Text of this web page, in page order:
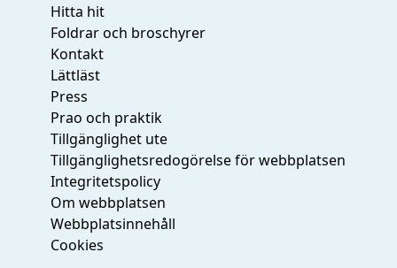
Hitta hit
Foldrar och broschyrer
Kontakt
Lättläst
Press
Prao och praktik
Tillgänglighet ute
Tillgänglighetsredogörelse för webbplatsen
Integritetspolicy
Om webbplatsen
Webbplatsinnehåll
Cookies